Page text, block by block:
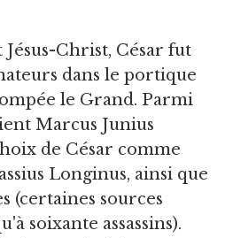
Jésus-Christ, César fut
dans le portique
le Grand. Parmi
Marcus Junius
de César comme
Longinus, ainsi que
(certaines sources
soixante assassins).